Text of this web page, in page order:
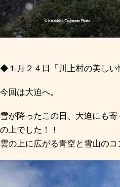
◆１月２４日「川上村の美しい
今回は大迫へ。
雪が降ったこの日、大迫にも
の上でした！！
雲の上に広がる青空と雪山の